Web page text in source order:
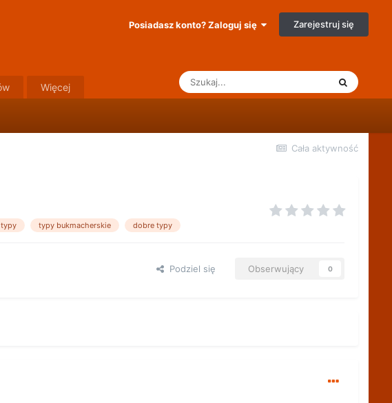
Posiadasz konto? Zaloguj się Zarejestruj się
Więcej
Cała aktywność
typy typy bukmacherskie dobre typy
Podziel się Obserwujący 0